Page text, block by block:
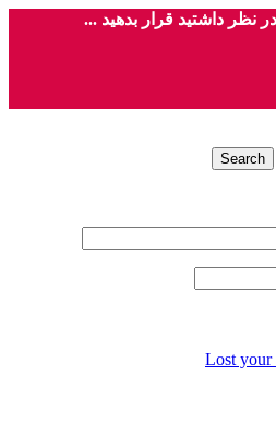
نظر داشتید قرار بدهید ...
Search
Lost your